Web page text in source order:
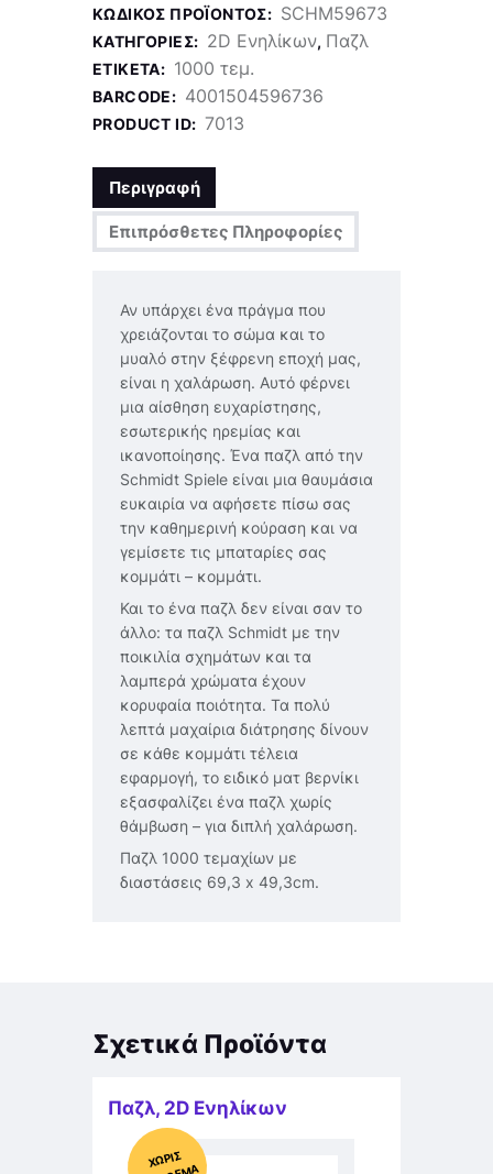
ΚΩΔΙΚΌΣ ΠΡΟΪΌΝΤΟΣ: SCHM59673
ΚΑΤΗΓΟΡΊΕΣ: 2D Ενηλίκων, Παζλ
ΕΤΙΚΈΤΑ: 1000 τεμ.
BARCODE: 4001504596736
PRODUCT ID: 7013
Περιγραφή
Επιπρόσθετες Πληροφορίες
Αν υπάρχει ένα πράγμα που
χρειάζονται το σώμα και το
μυαλό στην ξέφρενη εποχή μας,
είναι η χαλάρωση. Αυτό φέρνει
μια αίσθηση ευχαρίστησης,
εσωτερικής ηρεμίας και
ικανοποίησης. Ένα παζλ από την
Schmidt Spiele είναι μια θαυμάσια
ευκαιρία να αφήσετε πίσω σας
την καθημερινή κούραση και να
γεμίσετε τις μπαταρίες σας
κομμάτι – κομμάτι.
Και το ένα παζλ δεν είναι σαν το
άλλο: τα παζλ Schmidt με την
ποικιλία σχημάτων και τα
λαμπερά χρώματα έχουν
κορυφαία ποιότητα. Τα πολύ
λεπτά μαχαίρια διάτρησης δίνουν
σε κάθε κομμάτι τέλεια
εφαρμογή, το ειδικό ματ βερνίκι
εξασφαλίζει ένα παζλ χωρίς
θάμβωση – για διπλή χαλάρωση.
Παζλ 1000 τεμαχίων με
διαστάσεις 69,3 x 49,3cm.
Σχετικά Προϊόντα
Παζλ, 2D Ενηλίκων
Χ
ΩΡΊΣ
Α
Π
Ό
ΘΕ